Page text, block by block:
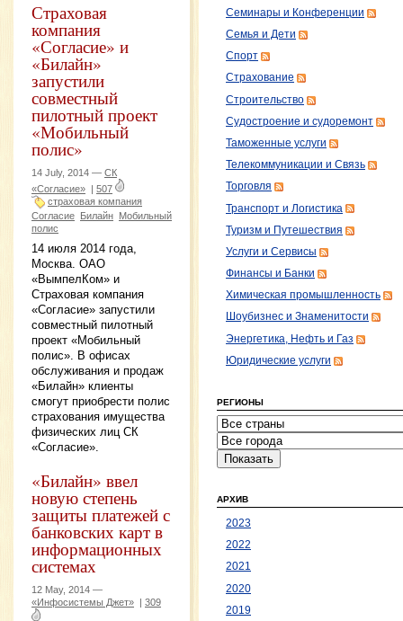
Страховая
компания
«Согласие» и
«Билайн»
запустили
совместный
пилотный проект
«Мобильный
полис»
14 July, 2014 — СК
«Согласие»
507
страховая компания
Согласие
Билайн Мобильный
полис
14 июля 2014 года,
Москва. ОАО
«ВымпелКом» и
Страховая компания
«Согласие» запустили
совместный пилотный
проект «Мобильный
полис». В офисах
обслуживания и продаж
«Билайн» клиенты
смогут приобрести полис
страхования имущества
физических лиц СК
«Согласие».
«Билайн» ввел
новую степень
защиты платежей с
банковских карт в
информационных
системах
12 May, 2014 —
«Инфосистемы Джет» | 309
Семинары и Конференции
Семья и Дети
Спорт
Страхование
Строительство
Судостроение и судоремонт
Таможенные услуги
Телекоммуникации и Связь
Торговля
Транспорт и Логистика
Туризм и Путешествия
Услуги и Сервисы
Финансы и Банки
Химическая промышленность
Шоубизнес и Знаменитости
Энергетика, Нефть и Газ
Юридические услуги
РЕГИОНЫ
АРХИВ
2023
2022
2021
2020
2019